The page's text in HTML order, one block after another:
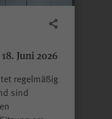
Juni 2026
regelmäßig
sind